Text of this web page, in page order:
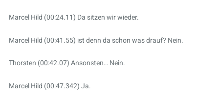
Marcel Hild (00:24.11) Da sitzen wir wieder.
Marcel Hild (00:41.55) ist denn da schon was drauf? Nein.
Thorsten (00:42.07) Ansonsten… Nein.
Marcel Hild (00:47.342) Ja.